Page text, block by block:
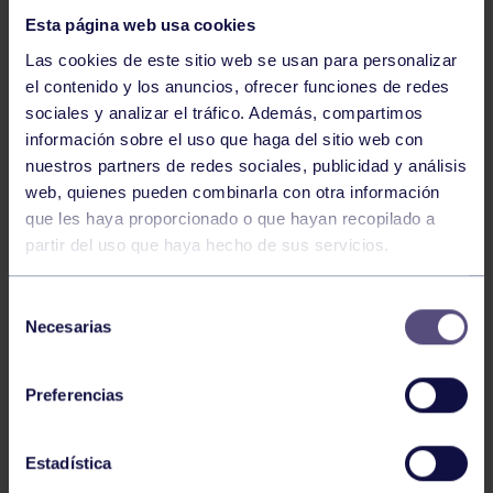
Esta página web usa cookies
Las cookies de este sitio web se usan para personalizar
el contenido y los anuncios, ofrecer funciones de redes
sociales y analizar el tráfico. Además, compartimos
información sobre el uso que haga del sitio web con
nuestros partners de redes sociales, publicidad y análisis
web, quienes pueden combinarla con otra información
que les haya proporcionado o que hayan recopilado a
partir del uso que haya hecho de sus servicios.
Necesarias
Preferencias
Estadística
Natación 27 Jul 2026
CAMPEONATO DE ESPAÑA DE
NATACIÓN ADAPTADA
Natación